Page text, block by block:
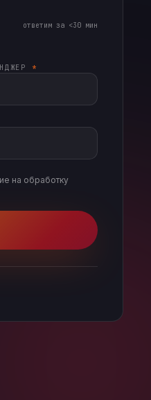
ответим за <30 мин
*
на обработку